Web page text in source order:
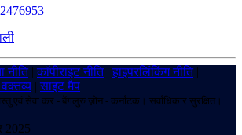
नीति|कॉपीराइट नीति|हाइपरलिंकिंग नीति|
|साइट मैप
एवं सेवा कर - बेंगलुरु ज़ोन - कर्नाटक। सर्वाधिकार सुरक्षित।
2025